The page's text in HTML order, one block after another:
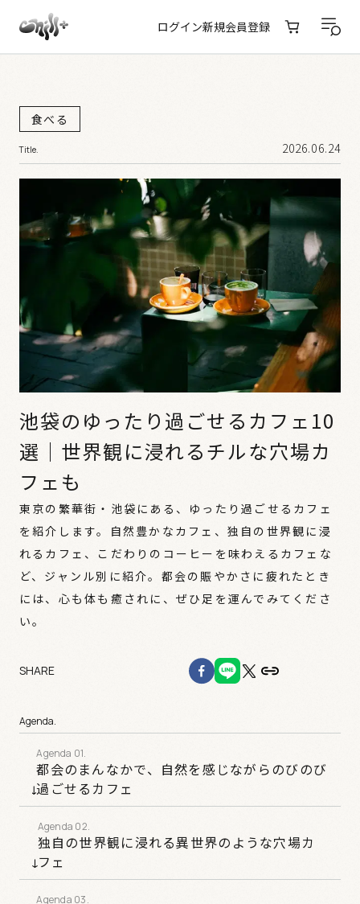
ログイン新規会員登録
食べる
Title. 2026.06.24
池袋のゆったり過ごせるカフェ10
選｜世界観に浸れるチルな穴場カ
フェも
東京の繁華街・池袋にある、ゆったり過ごせるカフェ
を紹介します。自然豊かなカフェ、独自の世界観に浸
れるカフェ、こだわりのコーヒーを味わえるカフェな
ど、ジャンル別に紹介。都会の賑やかさに疲れたとき
には、心も体も癒されに、ぜひ足を運んでみてくださ
い。
SHARE
Agenda.
都会のまんなかで、自然を感じながらのびのび
過ごせるカフェ
独自の世界観に浸れる異世界のような穴場カ
フェ